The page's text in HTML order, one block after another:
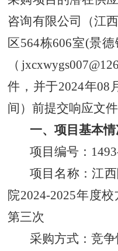
咨询有限公司（江
区564栋606室(景
（
件，并于2024年08
间）前提交响应文件
一、项目基本
项目编号：
项目名称：江
院2024-2025年度
第三次
采购方式：竞